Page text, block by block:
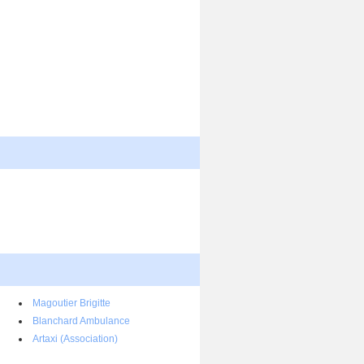
Magoutier Brigitte
Blanchard Ambulance
Artaxi (Association)